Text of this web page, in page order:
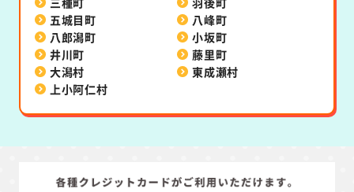
五城目町
八峰町
八郎潟町
小坂町
井川町
藤里町
大潟村
東成瀬村
上小阿仁村